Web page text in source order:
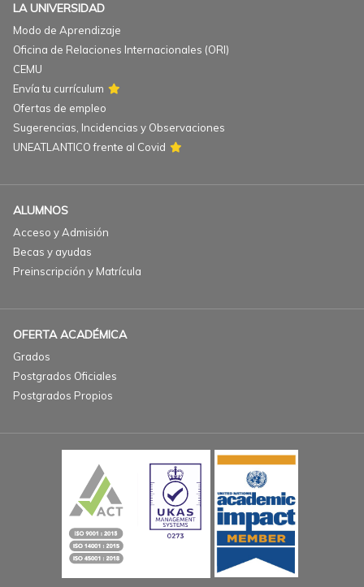
LA UNIVERSIDAD
Modo de Aprendizaje
Oficina de Relaciones Internacionales (ORI)
CEMU
Envía tu currículum
Ofertas de empleo
Sugerencias, Incidencias y Observaciones
UNEATLANTICO frente al Covid
ALUMNOS
Acceso y Admisión
Becas y ayudas
Preinscripción y Matrícula
OFERTA ACADÉMICA
Grados
Postgrados Oficiales
Postgrados Propios